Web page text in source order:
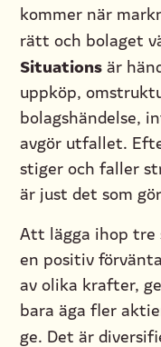
kommer när
rätt och bolaget
Situations är
uppköp,
bolagshändelse,
avgör utfallet.
stiger och faller
är just det som
Att lägga ihop tre
en positiv
av olika krafter,
bara äga fler
ge. Det är